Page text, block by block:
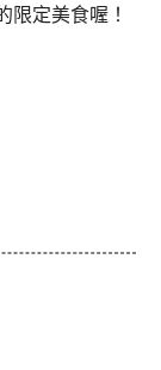
限定美食喔！